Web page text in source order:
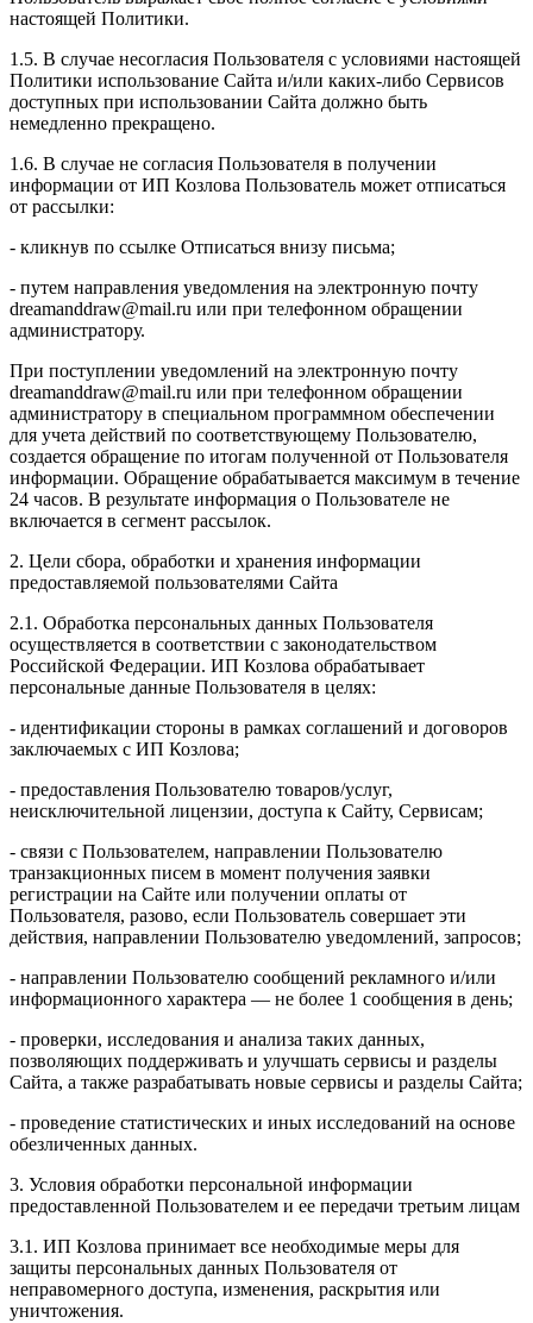
настоящей Политики.
1.5. В случае несогласия Пользователя с условиями настоящей
Политики использование Сайта и/или каких-либо Сервисов
доступных при использовании Сайта должно быть
немедленно прекращено.
1.6. В случае не согласия Пользователя в получении
информации от ИП Козлова Пользователь может отписаться
от рассылки:
- кликнув по ссылке Отписаться внизу письма;
- путем направления уведомления на электронную почту
dreamanddraw@mail.ru или при телефонном обращении
администратору.
При поступлении уведомлений на электронную почту
dreamanddraw@mail.ru или при телефонном обращении
администратору в специальном программном обеспечении
для учета действий по соответствующему Пользователю,
создается обращение по итогам полученной от Пользователя
информации. Обращение обрабатывается максимум в течение
24 часов. В результате информация о Пользователе не
включается в сегмент рассылок.
2. Цели сбора, обработки и хранения информации
предоставляемой пользователями Сайта
2.1. Обработка персональных данных Пользователя
осуществляется в соответствии с законодательством
Российской Федерации. ИП Козловa обрабатывает
персональные данные Пользователя в целях:
- идентификации стороны в рамках соглашений и договоров
заключаемых с ИП Козлова;
- предоставления Пользователю товаров/услуг,
неисключительной лицензии, доступа к Сайту, Сервисам;
- связи с Пользователем, направлении Пользователю
транзакционных писем в момент получения заявки
регистрации на Сайте или получении оплаты от
Пользователя, разово, если Пользователь совершает эти
действия, направлении Пользователю уведомлений, запросов;
- направлении Пользователю сообщений рекламного и/или
информационного характера — не более 1 сообщения в день;
- проверки, исследования и анализа таких данных,
позволяющих поддерживать и улучшать сервисы и разделы
Сайта, а также разрабатывать новые сервисы и разделы Сайта;
- проведение статистических и иных исследований на основе
обезличенных данных.
3. Условия обработки персональной информации
предоставленной Пользователем и ее передачи третьим лицам
3.1. ИП Козлова принимает все необходимые меры для
защиты персональных данных Пользователя от
неправомерного доступа, изменения, раскрытия или
уничтожения.